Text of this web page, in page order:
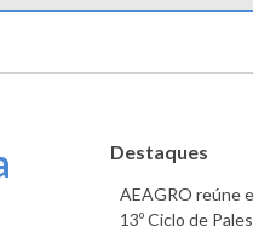
Destaques
AEAGRO reúne
13º Ciclo de